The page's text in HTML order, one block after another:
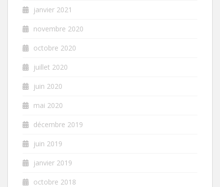
janvier 2021
novembre 2020
octobre 2020
juillet 2020
juin 2020
mai 2020
décembre 2019
juin 2019
janvier 2019
octobre 2018